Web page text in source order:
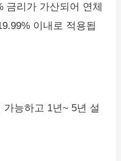
금리가 가산되어 연체
이내로 적용됩
능하고 1년~ 5년 설